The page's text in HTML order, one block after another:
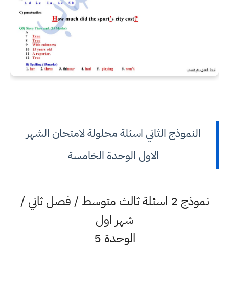
النموذج الثاني اسئلة محلولة لامتحان الشهر
الاول الوحدة الخامسة
نموذج 2 اسئلة ثالث متوسط / فصل ثاني /
شهر اول
الوحدة 5